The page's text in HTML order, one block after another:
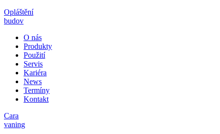
Opláštění
budov
O nás
Produkty
Použití
Servis
Kariéra
News
Termíny
Kontakt
Cara
vaning